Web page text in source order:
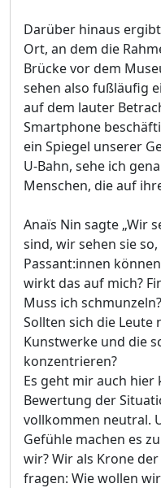
Darüber hinaus
Ort, an dem die
Brücke vor dem
sehen also fußläufig
auf dem lauter
Smartphone
ein Spiegel unserer
U-Bahn, sehe ich
Menschen, die auf
Anaïs Nin sagte „Wir
sind, wir sehen sie
Passant:innen
wirkt das auf mich?
Muss ich
Sollten sich die Leute
Kunstwerke und die
konzentrieren?
Es geht mir auch hier
Bewertung der
vollkommen neutral.
Gefühle machen es
wir? Wir als Krone
fragen: Wie wollen